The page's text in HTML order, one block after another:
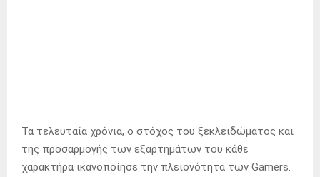
Τα τελευταία χρόνια, ο στόχος του ξεκλειδώματος και
της προσαρμογής των εξαρτημάτων του κάθε
χαρακτήρα ικανοποίησε την πλειονότητα των Gamers.